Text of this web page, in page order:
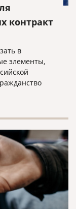
контракт
в
элементы,
в